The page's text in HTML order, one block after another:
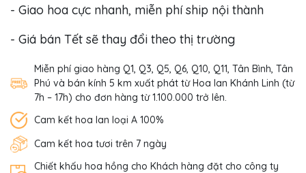
- Giao hoa cực nhanh, miễn phí ship nội thành
- Giá bán Tết sẽ thay đổi theo thị trường
Miễn phí giao hàng Q1, Q3, Q5, Q6, Q10, Q11, Tân Bình, Tân
Phú và bán kính 5 km xuất phát từ Hoa lan Khánh Linh (từ
7h – 17h) cho đơn hàng từ 1.100.000 trở lên.
Cam kết hoa lan loại A 100%
Cam kết hoa tươi trên 7 ngày
Chiết khấu hoa hồng cho Khách hàng đặt cho công ty